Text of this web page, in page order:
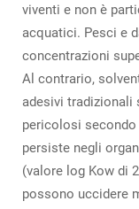
viventi e non è
acquatici. Pesci e
concentrazioni
Al contrario,
adesivi
pericolosi
persiste negli
(valore log Kow di
possono uccidere